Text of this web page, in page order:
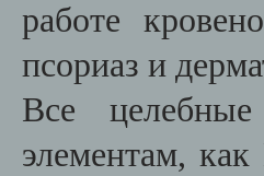
работе
псориаз и
Все
элементам,